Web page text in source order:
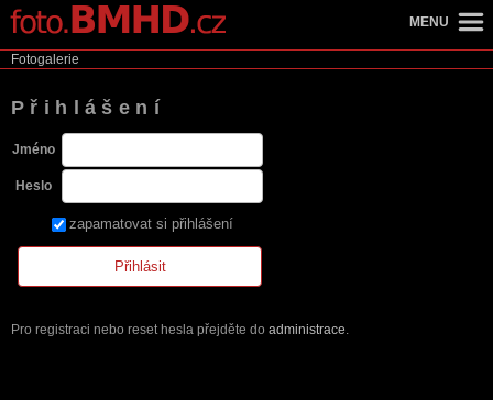
Fotogalerie
Přihlášení
Jméno
Heslo
zapamatovat si přihlášení
Pro registraci nebo reset hesla přejděte do administrace.
MENU